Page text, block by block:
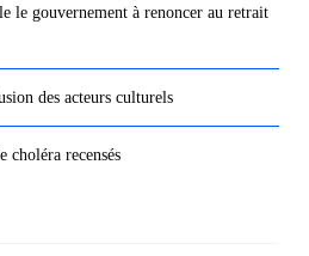
le gouvernement à renoncer au retrait
des acteurs culturels
choléra recensés